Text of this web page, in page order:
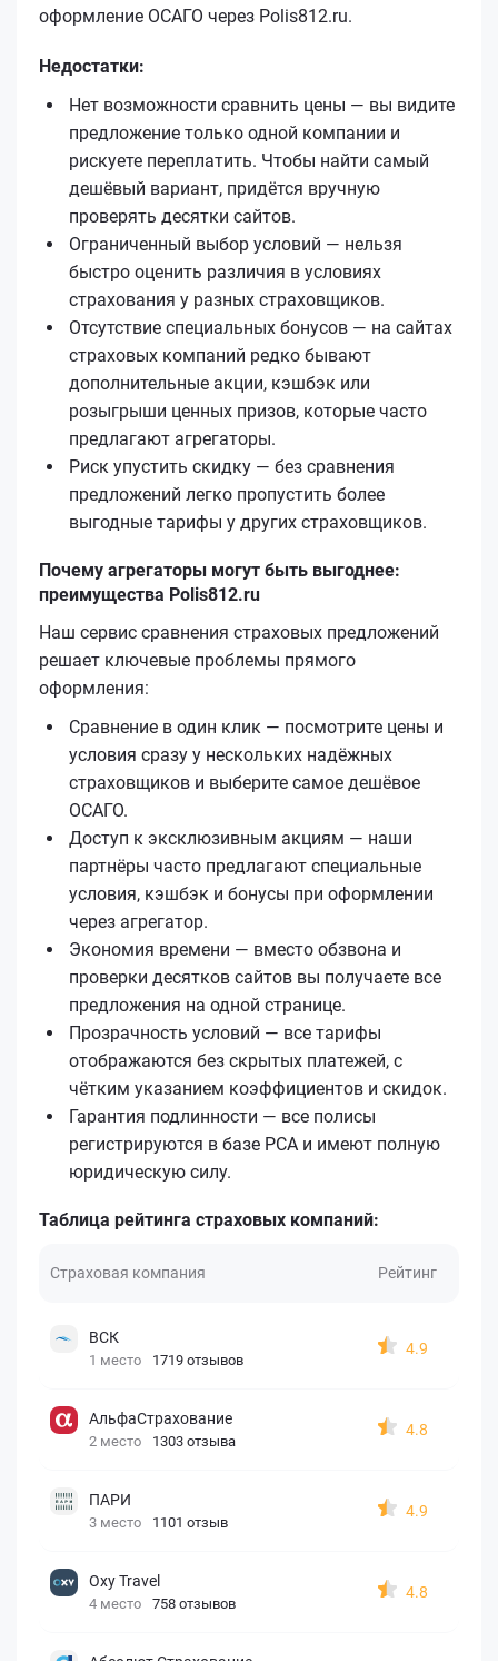
оформление ОСАГО через Polis812.ru.
Недостатки:
Нет возможности сравнить цены — вы видите
предложение только одной компании и
рискуете переплатить. Чтобы найти самый
дешёвый вариант, придётся вручную
проверять десятки сайтов.
Ограниченный выбор условий — нельзя
быстро оценить различия в условиях
страхования у разных страховщиков.
Отсутствие специальных бонусов — на сайтах
страховых компаний редко бывают
дополнительные акции, кэшбэк или
розыгрыши ценных призов, которые часто
предлагают агрегаторы.
Риск упустить скидку — без сравнения
предложений легко пропустить более
выгодные тарифы у других страховщиков.
Почему агрегаторы могут быть выгоднее:
преимущества Polis812.ru
Наш сервис сравнения страховых предложений
решает ключевые проблемы прямого
оформления:
Сравнение в один клик — посмотрите цены и
условия сразу у нескольких надёжных
страховщиков и выберите самое дешёвое
ОСАГО.
Доступ к эксклюзивным акциям — наши
партнёры часто предлагают специальные
условия, кэшбэк и бонусы при оформлении
через агрегатор.
Экономия времени — вместо обзвона и
проверки десятков сайтов вы получаете все
предложения на одной странице.
Прозрачность условий — все тарифы
отображаются без скрытых платежей, с
чётким указанием коэффициентов и скидок.
Гарантия подлинности — все полисы
регистрируются в базе РСА и имеют полную
юридическую силу.
Таблица рейтинга страховых компаний:
Страховая компания Рейтинг
ВСК
1 место 1719 отзывов
4.9
АльфаСтрахование
2 место 1303 отзыва
4.8
ПАРИ
3 место 1101 отзыв
4.9
Oxy Travel
4 место 758 отзывов
4.8